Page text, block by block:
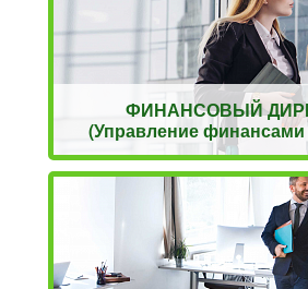
ФИНАНСОВЫЙ
(Управление